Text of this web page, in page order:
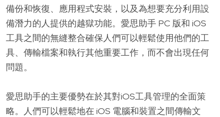
備份和恢復、應用程式安裝，以及為想要充分利用設
備潛力的人提供的越獄功能。愛思助手 PC 版和 iOS
工具之間的無縫整合確保人們可以輕鬆使用他們的工
具、傳輸檔案和執行其他重要工作，而不會出現任何
問題。
愛思助手的主要優勢在於其對iOS工具管理的全面策
略。人們可以輕鬆地在 iOS 電腦和裝置之間傳輸文